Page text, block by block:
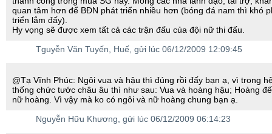
quan tâm hơn để BĐN phát triển nhiều hơn (bóng đá nam thì khó
triển lắm đấy).
Hy vọng sẽ được xem tất cả các trận đấu của đội nữ thi đấu.
Tguyễn Văn Tuyến , Huế, gửi lúc 06/12/2009 12:09:45
@Tạ Vĩnh Phúc: Ngôi vua và hậu thì đúng rồi đấy bạn ạ, vì trong
thống chức tước châu âu thì như sau: Vua và hoàng hậu; Hoàng
nữ hoàng. Vì vậy mà ko có ngôi và nữ hoàng chung bạn ạ.
Nguyễn Hữu Khương , gửi lúc 06/12/2009 06:14:23